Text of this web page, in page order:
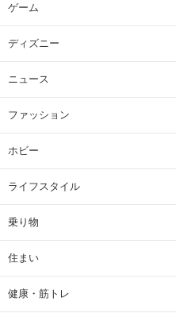
ゲーム
ディズニー
ニュース
ファッション
ホビー
ライフスタイル
乗り物
住まい
健康・筋トレ